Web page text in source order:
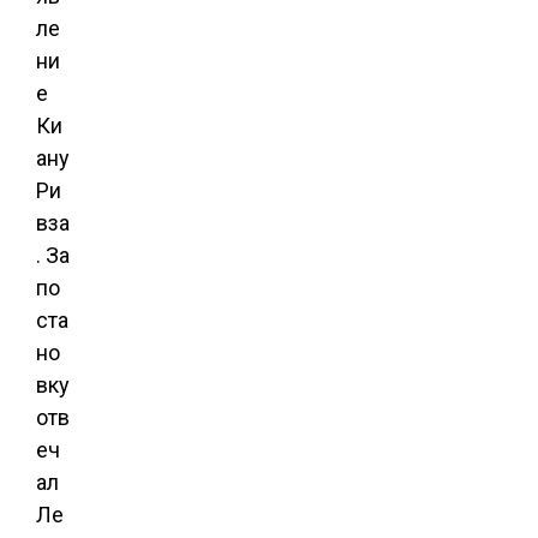
ле
ни
е
Ки
ану
Ри
вза
. За
по
ста
но
вку
отв
еч
ал
Ле